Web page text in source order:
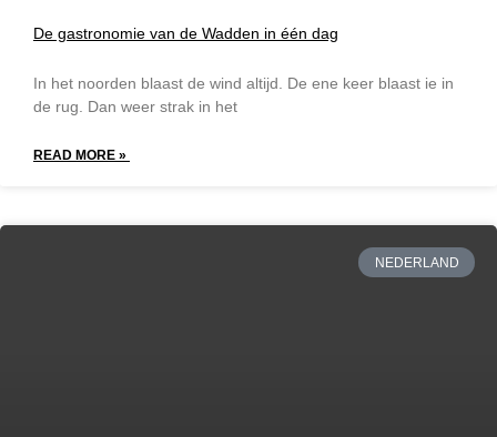
De gastronomie van de Wadden in één dag
In het noorden blaast de wind altijd. De ene keer blaast ie in
de rug. Dan weer strak in het
READ MORE »
NEDERLAND